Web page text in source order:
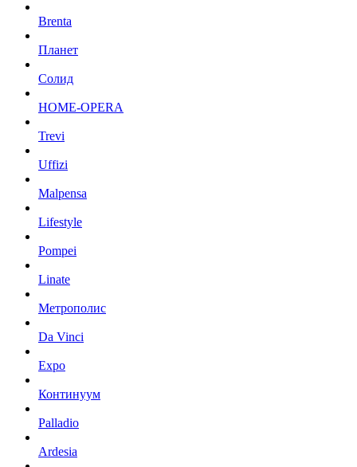
Brenta
Планет
Солид
HOME-OPERA
Trevi
Uffizi
Malpensa
Lifestyle
Pompei
Linate
Метрополис
Da Vinci
Expo
Континуум
Palladio
Ardesia